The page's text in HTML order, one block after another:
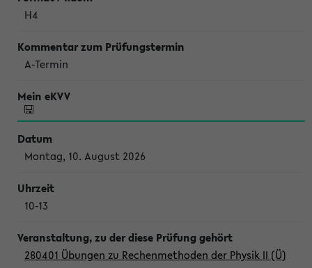
H4
A-Termin
Montag, 10. August 2026
10-13
280401 Übungen zu Rechenmethoden der Physik II (Ü)